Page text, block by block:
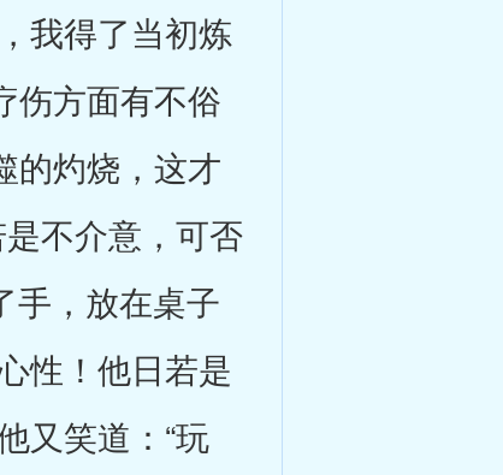
我得了当初炼
伤方面有不俗
的灼烧，这才
不介意，可否
手，放在桌子
性！他日若是
又笑道：“玩